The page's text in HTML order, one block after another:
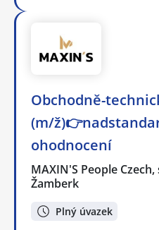
Obchodně-
(m/
ohodnocení
MAXIN'S People Czech,
Žamberk
Plný úvazek